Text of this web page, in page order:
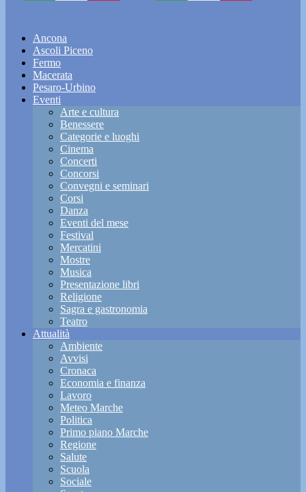
Ancona
Ascoli Piceno
Fermo
Macerata
Pesaro-Urbino
Eventi
Arte e cultura
Benessere
Categorie e luoghi
Cinema
Concerti
Concorsi
Convegni e seminari
Corsi
Danza
Eventi del mese
Festival
Mercatini
Mostre
Musica
Presentazione libri
Religione
Sagra e gastronomia
Teatro
Attualità
Ambiente
Avvisi
Cronaca
Economia e finanza
Lavoro
Meteo Marche
Politica
Primo piano Marche
Regione
Salute
Scuola
Sociale